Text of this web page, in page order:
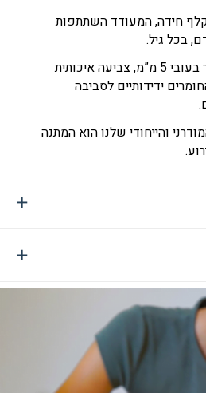
חידה, המעודד השתתפות
בכל גיל.
עץ ממוחזר בעובי 5 מ”מ, צביעה איכותית
ידידותיים לסביבה
והייחודי שלנו הוא המתנה